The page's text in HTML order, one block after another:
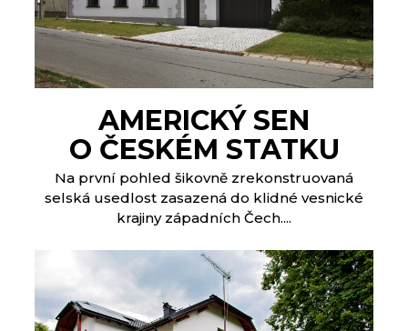
AMERICKÝ SEN
O ČESKÉM STATKU
Na první pohled šikovně zrekonstruovaná
selská usedlost zasazená do klidné vesnické
krajiny západních Čech....